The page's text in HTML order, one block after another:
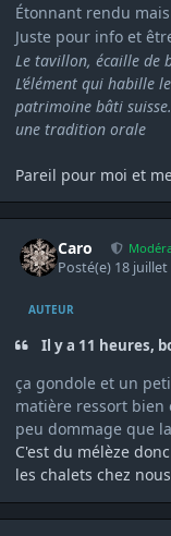
Étonnant rendu
Juste pour info et
Le tavillon, écaille de
L’élément qui habille
patrimoine bâti
une tradition orale
Pareil pour moi et
Caro
Posté(e) 18 juillet
AUTEUR
Il y a 11 heures,
ça gondole et un
matière ressort
peu dommage que
C'est du mélèze
les chalets chez nous